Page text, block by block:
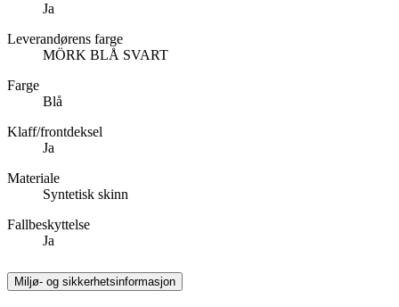
Ja
Leverandørens farge
MÖRK BLÅ SVART
Farge
Blå
Klaff/frontdeksel
Ja
Materiale
Syntetisk skinn
Fallbeskyttelse
Ja
Miljø- og sikkerhetsinformasjon